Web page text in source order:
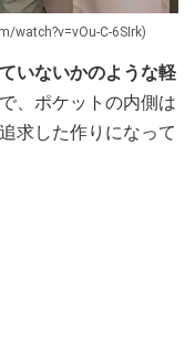
watch?v=vOu-C-6SIrk)
いないかのような軽
、ポケットの内側は
求した作りになって